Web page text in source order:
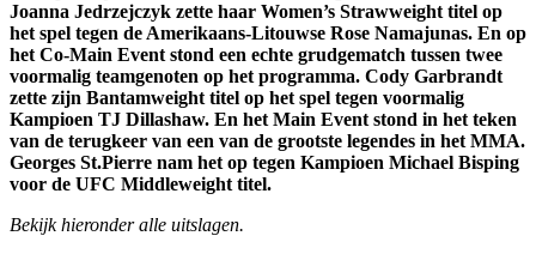
Joanna Jedrzejczyk zette haar Women’s Strawweight titel op
het spel tegen de Amerikaans-Litouwse Rose Namajunas. En op
het Co-Main Event stond een echte grudgematch tussen twee
voormalig teamgenoten op het programma. Cody Garbrandt
zette zijn Bantamweight titel op het spel tegen voormalig
Kampioen TJ Dillashaw. En het Main Event stond in het teken
van de terugkeer van een van de grootste legendes in het MMA.
Georges St.Pierre nam het op tegen Kampioen Michael Bisping
voor de UFC Middleweight titel.
Bekijk hieronder alle uitslagen.